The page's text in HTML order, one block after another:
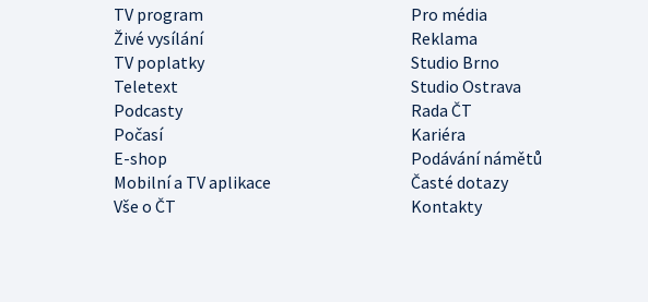
TV program
Pro média
Živé vysílání
Reklama
TV poplatky
Studio Brno
Teletext
Studio Ostrava
Podcasty
Rada ČT
Počasí
Kariéra
E-shop
Podávání námětů
Mobilní a TV aplikace
Časté dotazy
Vše o ČT
Kontakty